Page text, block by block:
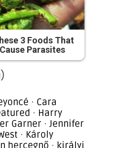
3 Foods That
Parasites
)
· Cara
· Harry
Garner · Jennifer
· Károly